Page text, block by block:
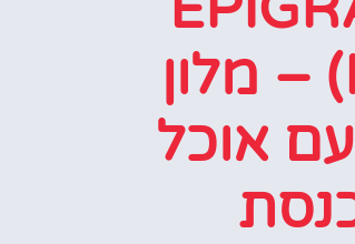
Kosher Hotel) – מלון
אוכל